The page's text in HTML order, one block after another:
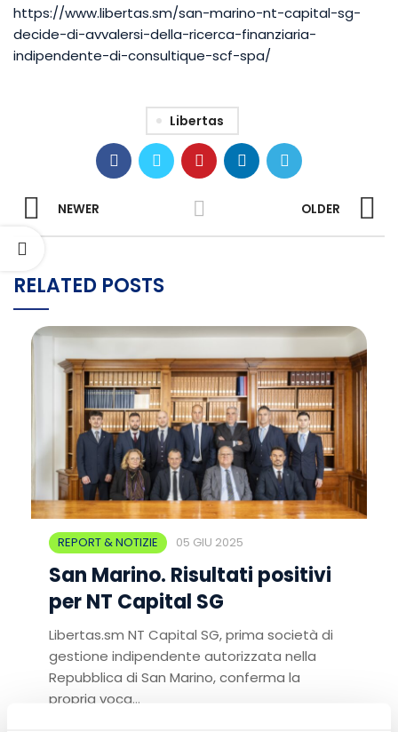
https://www.libertas.sm/san-marino-nt-capital-sg-
decide-di-avvalersi-della-ricerca-finanziaria-
indipendente-di-consultique-scf-spa/
Libertas
NEWER OLDER
RELATED POSTS
REPORT & NOTIZIE 05 GIU 2025
San Marino. Risultati positivi
per NT Capital SG
Libertas.sm NT Capital SG, prima società di
gestione indipendente autorizzata nella
Repubblica di San Marino, conferma la
propria voca...